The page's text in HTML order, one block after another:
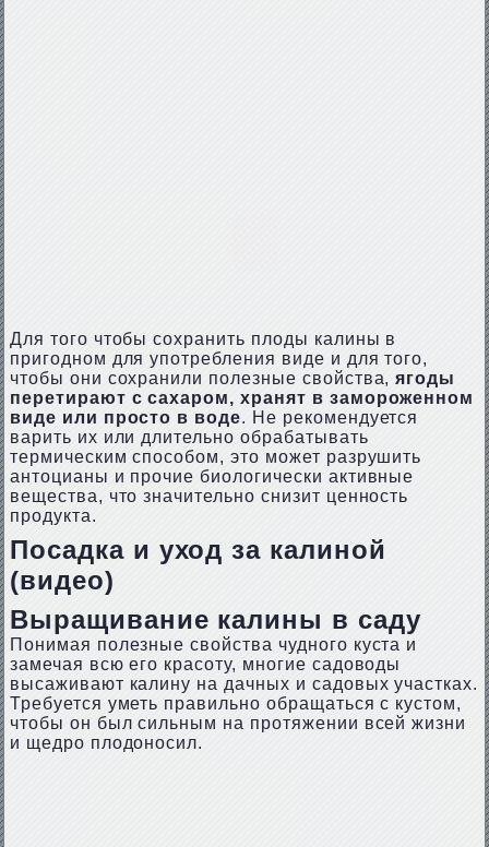
Для того чтобы сохранить плоды калины в
пригодном для употребления виде и для того,
чтобы они сохранили полезные свойства,ягоды
перетирают с сахаром, хранят в замороженном
виде или просто в воде. Не рекомендуется
варить их или длительно обрабатывать
термическим способом, это может разрушить
антоцианы и прочие биологически активные
вещества, что значительно снизит ценность
продукта.
Посадка и уход за калиной
(видео)
Выращивание калины в саду
Понимая полезные свойства чудного куста и
замечая всю его красоту, многие садоводы
высаживают калину на дачных и садовых участках.
Требуется уметь правильно обращаться с кустом,
чтобы он был сильным на протяжении всей жизни
и щедро плодоносил.